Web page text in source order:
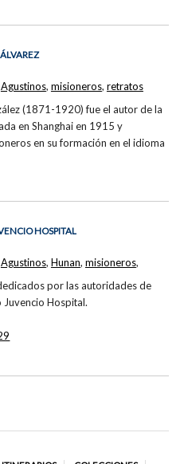
(1871-1920) fue el autor de la
en Shanghai en 1915 y
en su formación en el idioma
Agustinos, misioneros, retratos
HOSPITAL
por las autoridades de
Juvencio Hospital.
Agustinos, Hunan, misioneros,